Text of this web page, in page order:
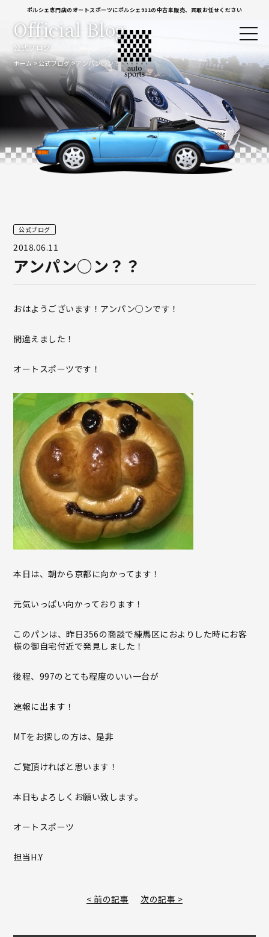
ポルシェ専門店のオートスポーツにポルシェ911の中古車販売、買取お任せください
公式ブログ
Official Blog
ホーム 公式ブログ アンパン○ン？？
公式ブログ
2018.06.11
アンパン○ン？？
おはようございます！アンパン○ンです！
間違えました！
オートスポーツです！
本日は、朝から京都に向かってます！
元気いっぱい向かっております！
このパンは、昨日356の商談で練馬区におよりした時にお客
様の御自宅付近で発見しました！
後程、997のとても程度のいい一台が
速報に出ます！
MTをお探しの方は、是非
ご覧頂ければと思います！
本日もよろしくお願い致します。
オートスポーツ
担当H.Y
< 前の記事 次の記事 >